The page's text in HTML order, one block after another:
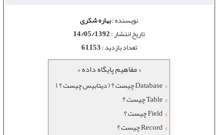
نویسنده :بهاره شکری
تاریخ انتشار :14/05/1392
تعداد بازدید :61153
« مفاهیم پایگاه داده »
Database چیست ؟ ( دیتابیس چیست ؟ )
Table چیست ؟
Field چیست ؟
Record چیست ؟